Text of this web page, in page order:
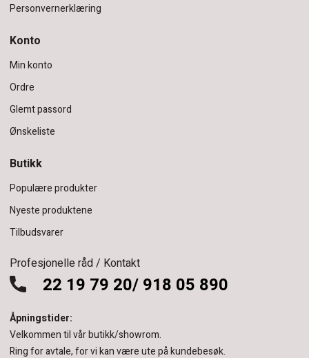
Personvernerklæring
Konto
Min konto
Ordre
Glemt passord
Ønskeliste
Butikk
Populære produkter
Nyeste produktene
Tilbudsvarer
Profesjonelle råd / Kontakt
22 19 79 20/ 918 05 890
Åpningstider:
Velkommen til vår butikk/showrom.
Ring for avtale, for vi kan være ute på kundebesøk.